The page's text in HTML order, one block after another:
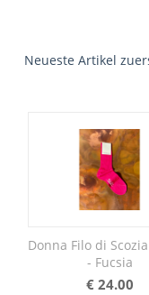
Neueste Artikel
Donna Filo di
- Fucsia
€ 24.00